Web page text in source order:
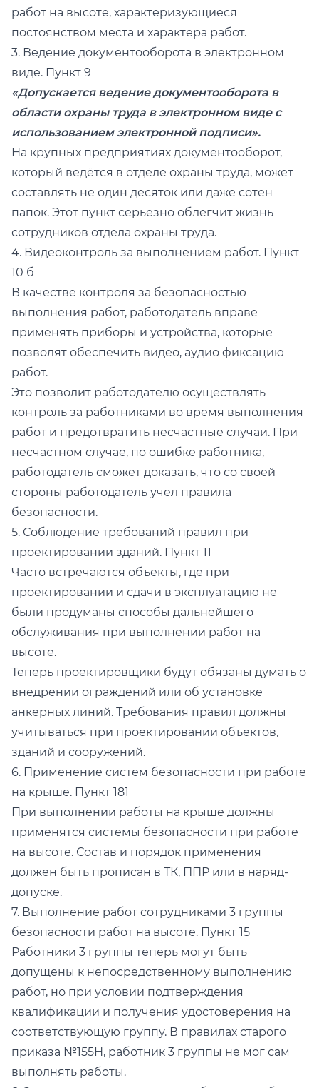
работ на высоте, характеризующиеся
постоянством места и характера работ.
3. Ведение документооборота в электронном
виде. Пункт 9
«Допускается ведение документооборота в
области охраны труда в электронном виде с
использованием электронной подписи».
На крупных предприятиях документооборот,
который ведётся в отделе охраны труда, может
составлять не один десяток или даже сотен
папок. Этот пункт серьезно облегчит жизнь
сотрудников отдела охраны труда.
4. Видеоконтроль за выполнением работ. Пункт
10 б
В качестве контроля за безопасностью
выполнения работ, работодатель вправе
применять приборы и устройства, которые
позволят обеспечить видео, аудио фиксацию
работ.
Это позволит работодателю осуществлять
контроль за работниками во время выполнения
работ и предотвратить несчастные случаи. При
несчастном случае, по ошибке работника,
работодатель сможет доказать, что со своей
стороны работодатель учел правила
безопасности.
5. Соблюдение требований правил при
проектировании зданий. Пункт 11
Часто встречаются объекты, где при
проектировании и сдачи в эксплуатацию не
были продуманы способы дальнейшего
обслуживания при выполнении работ на
высоте.
Теперь проектировщики будут обязаны думать о
внедрении ограждений или об установке
анкерных линий. Требования правил должны
учитываться при проектировании объектов,
зданий и сооружений.
6. Применение систем безопасности при работе
на крыше. Пункт 181
При выполнении работы на крыше должны
применятся системы безопасности при работе
на высоте. Состав и порядок применения
должен быть прописан в ТК, ППР или в наряд-
допуске.
7. Выполнение работ сотрудниками 3 группы
безопасности работ на высоте. Пункт 15
Работники 3 группы теперь могут быть
допущены к непосредственному выполнению
работ, но при условии подтверждения
квалификации и получения удостоверения на
соответствующую группу. В правилах старого
приказа №155Н, работник 3 группы не мог сам
выполнять работы.